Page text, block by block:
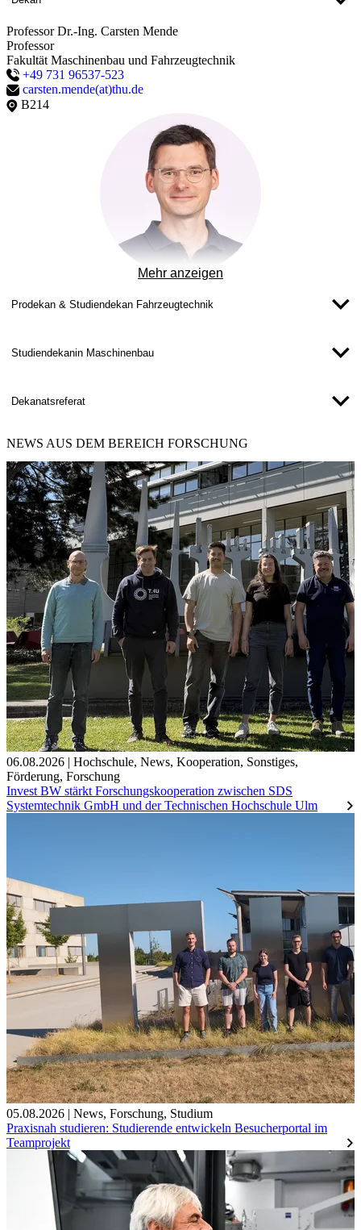
Professor Dr.-Ing. Carsten Mende
Professor
Fakultät Maschinenbau und Fahrzeugtechnik
+49 731 96537-523
carsten.mende(at)thu.de
B214
Mehr anzeigen
Prodekan & Studiendekan Fahrzeugtechnik
Studiendekanin Maschinenbau
Dekanatsreferat
NEWS AUS DEM BEREICH FORSCHUNG
06.08.2026 | Hochschule, News, Kooperation, Sonstiges,
Förderung, Forschung
Invest BW stärkt Forschungskooperation zwischen SDS
Systemtechnik GmbH und der Technischen Hochschule Ulm
05.08.2026 | News, Forschung, Studium
Praxisnah studieren: Studierende entwickeln Besucherportal im
Teamprojekt